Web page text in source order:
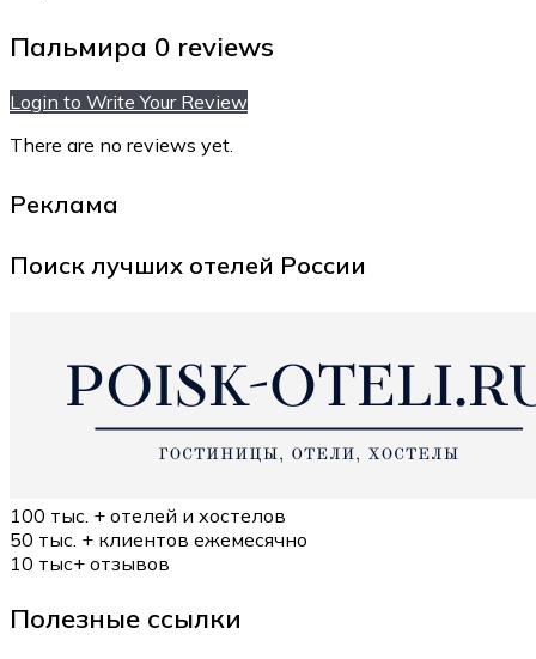
Пальмира 0 reviews
Login to Write Your Review
There are no reviews yet.
Реклама
Поиск лучших отелей России
100 тыс. + отелей и хостелов
50 тыс. + клиентов ежемесячно
10 тыс+ отзывов
Полезные ссылки